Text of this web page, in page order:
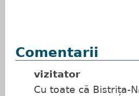
Comentarii
vizitator
Cu toate că Bistrița-